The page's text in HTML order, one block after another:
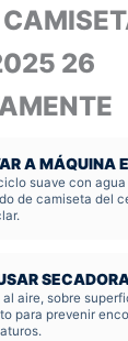
26
A MÁQUINA
suave con
de camiseta del
al aire, sobre
para prevenir